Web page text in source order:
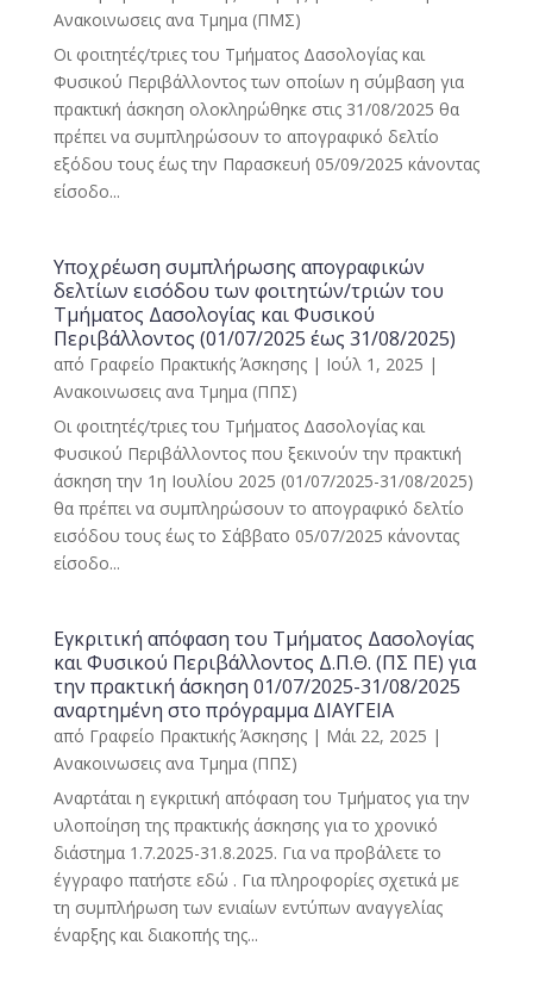
Ανακοινωσεις ανα Τμημα (ΠΜΣ)
Οι φοιτητές/τριες του Τμήματος Δασολογίας και
Φυσικού Περιβάλλοντος των οποίων η σύμβαση για
πρακτική άσκηση ολοκληρώθηκε στις 31/08/2025 θα
πρέπει να συμπληρώσουν το απογραφικό δελτίο
εξόδου τους έως την Παρασκευή 05/09/2025 κάνοντας
είσοδο...
Υποχρέωση συμπλήρωσης απογραφικών
δελτίων εισόδου των φοιτητών/τριών του
Τμήματος Δασολογίας και Φυσικού
Περιβάλλοντος (01/07/2025 έως 31/08/2025)
από Γραφείο Πρακτικής Άσκησης| Ιούλ 1, 2025 |
Ανακοινωσεις ανα Τμημα (ΠΠΣ)
Οι φοιτητές/τριες του Τμήματος Δασολογίας και
Φυσικού Περιβάλλοντος που ξεκινούν την πρακτική
άσκηση την 1η Ιουλίου 2025 (01/07/2025-31/08/2025)
θα πρέπει να συμπληρώσουν το απογραφικό δελτίο
εισόδου τους έως το Σάββατο 05/07/2025 κάνοντας
είσοδο...
Εγκριτική απόφαση του Τμήματος Δασολογίας
και Φυσικού Περιβάλλοντος Δ.Π.Θ. (ΠΣ ΠΕ) για
την πρακτική άσκηση 01/07/2025-31/08/2025
αναρτημένη στο πρόγραμμα ΔΙΑΥΓΕΙΑ
από Γραφείο Πρακτικής Άσκησης| Μάι 22, 2025 |
Ανακοινωσεις ανα Τμημα (ΠΠΣ)
Αναρτάται η εγκριτική απόφαση του Τμήματος για την
υλοποίηση της πρακτικής άσκησης για το χρονικό
διάστημα 1.7.2025-31.8.2025. Για να προβάλετε το
έγγραφο πατήστε εδώ . Για πληροφορίες σχετικά με
τη συμπλήρωση των ενιαίων εντύπων αναγγελίας
έναρξης και διακοπής της...